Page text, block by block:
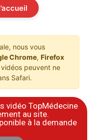
nous vous
Chrome, Firefox
peuvent ne
Safari.
vidéo TopMédecine
au site.
à la demande